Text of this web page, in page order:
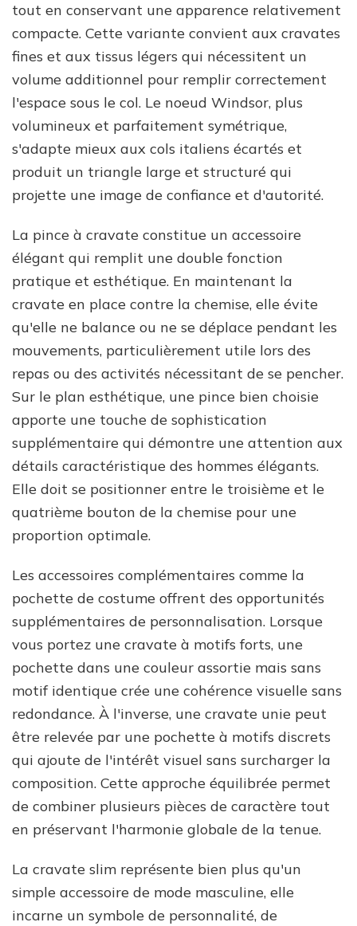
tout en conservant une apparence relativement
compacte. Cette variante convient aux cravates
fines et aux tissus légers qui nécessitent un
volume additionnel pour remplir correctement
l'espace sous le col. Le noeud Windsor, plus
volumineux et parfaitement symétrique,
s'adapte mieux aux cols italiens écartés et
produit un triangle large et structuré qui
projette une image de confiance et d'autorité.
La pince à cravate constitue un accessoire
élégant qui remplit une double fonction
pratique et esthétique. En maintenant la
cravate en place contre la chemise, elle évite
qu'elle ne balance ou ne se déplace pendant les
mouvements, particulièrement utile lors des
repas ou des activités nécessitant de se pencher.
Sur le plan esthétique, une pince bien choisie
apporte une touche de sophistication
supplémentaire qui démontre une attention aux
détails caractéristique des hommes élégants.
Elle doit se positionner entre le troisième et le
quatrième bouton de la chemise pour une
proportion optimale.
Les accessoires complémentaires comme la
pochette de costume offrent des opportunités
supplémentaires de personnalisation. Lorsque
vous portez une cravate à motifs forts, une
pochette dans une couleur assortie mais sans
motif identique crée une cohérence visuelle sans
redondance. À l'inverse, une cravate unie peut
être relevée par une pochette à motifs discrets
qui ajoute de l'intérêt visuel sans surcharger la
composition. Cette approche équilibrée permet
de combiner plusieurs pièces de caractère tout
en préservant l'harmonie globale de la tenue.
La cravate slim représente bien plus qu'un
simple accessoire de mode masculine, elle
incarne un symbole de personnalité, de